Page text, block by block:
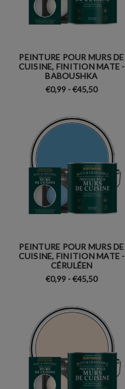
PEINTURE POUR MURS DE
CUISINE, FINITION MATE -
BABOUSHKA
€0,99 - €45,50
PEINTURE POUR MURS DE
CUISINE, FINITION MATE -
CÉRULÉEN
€0,99 - €45,50